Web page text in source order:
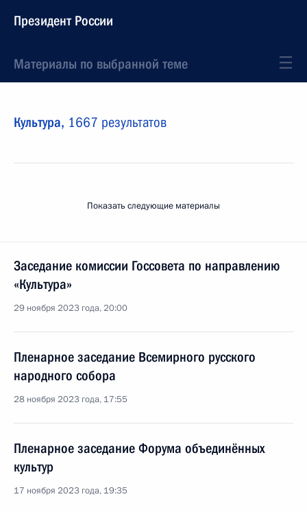
Президент России
Материалы по выбранной теме
Культура, 1667 результатов
Показать следующие материалы
Заседание комиссии Госсовета по направлению
«Культура»
29 ноября 2023 года, 20:00
Пленарное заседание Всемирного русского
народного собора
28 ноября 2023 года, 17:55
Пленарное заседание Форума объединённых
культур
17 ноября 2023 года, 19:35